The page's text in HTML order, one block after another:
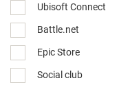
Ubisoft Connect
Battle.net
Epic Store
Social club